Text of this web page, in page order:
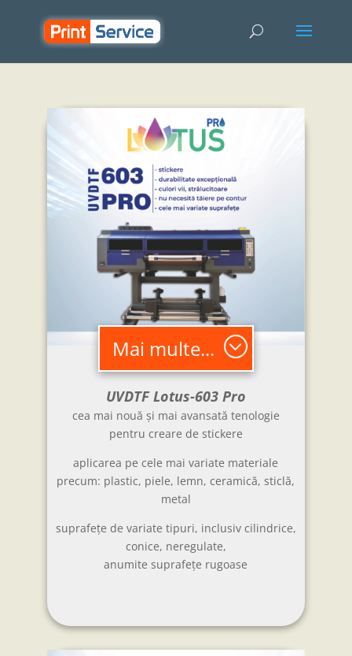
Mai multe...
UVDTF Lotus-603 Pro
cea mai nouă și mai avansată tenologie
pentru creare de stickere
aplicarea pe cele mai variate materiale
precum: plastic, piele, lemn, ceramică, sticlă,
metal
suprafețe de variate tipuri, inclusiv cilindrice,
conice, neregulate,
anumite suprafețe rugoase